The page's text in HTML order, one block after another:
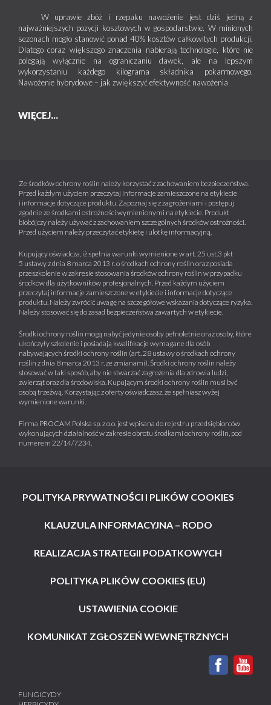
W uprawie zbóż i rzepaku nawożenie jest dziś jedną z
najważniejszych pozycji kosztowych w gospodarstwie. W minionych
sezonach mogło stanowić ponad 40% kosztów całkowitych produkcji.
Dlatego coraz większego znaczenia nabierają technologie, które nie
polegają wyłącznie na ograniczaniu dawek, ale na lepszym
wykorzystaniu każdego kilograma składnika pokarmowego.
Nawożenie hybrydowe – jak zwiększyć efektywność nawożenia
WIĘCEJ...
Ze środków ochrony roślin należy korzystać z zachowaniem bezpieczeństwa.
Przed każdym użyciem przeczytaj informacje zamieszczone na etykiecie
i informacje dotyczące produktu. Zapoznaj się z zagrożeniami i postępuj
zgodnie ze środkami ostrożności wymienionymi na etykiecie. Produkt
biobójczy należy używać z zachowaniem szczególnych środków ostrożności.
Przed użyciem należy przeczytać etykietę i ulotkę informacyjną.
Kupujący oświadcza, iż spełnia warunki wymienione w art. 25 ust.3 pkt
5 ustawy z dnia 8 marca 2013 r. o środkach ochrony roślin oraz posiada
przeszkolenie w zakresie stosowania środków ochrony roślin w przypadku
środków dla użytkowników profesjonalnych. Przed każdym użyciem
przeczytaj informacje zamieszczone w etykiecie i informacje dotyczące
produktu. Należy zwrócić uwagę na szczegółowe wskazania dotyczące ryzyka.
Należy stosować się do zasad bezpieczeństwa zawartych w etykiecie.
Środki ochrony roślin mogą nabyć jedynie osoby pełnoletnie oraz osoby, które
ukończyły szkolenie i posiadają kwalifikacje wymagane dla osób
nabywających środki ochrony roślin (art. 28 ustawy o środkach ochrony
roślin z dnia 8 marca 2013 r. ze zmianami). Środki ochrony roślin należy
stosować w taki sposób, aby nie stwarzać zagrożenia dla zdrowia ludzi,
zwierząt oraz dla środowiska. Kupującym środki ochrony roślin musi być
osobą trzeźwą. Korzystając z oferty oświadczasz, że spełniasz wyżej
wymienione warunki.
Firma PROCAM Polska sp. z o.o. jest wpisana do rejestru przedsiębiorców
wykonujących działalność w zakresie obrotu środkami ochrony roślin, pod
numerem 22/14/7234.
POLITYKA PRYWATNOŚCI I PLIKÓW COOKIES
KLAUZULA INFORMACYJNA – RODO
REALIZACJA STRATEGII PODATKOWYCH
POLITYKA PLIKÓW COOKIES (EU)
USTAWIENIA COOKIE
KOMUNIKAT ZGŁOSZEŃ WEWNĘTRZNYCH
FUNGICYDY